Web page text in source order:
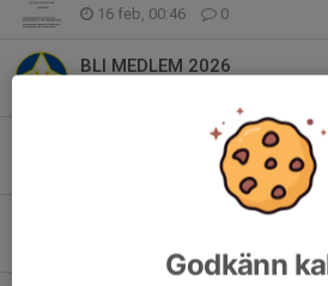
16 feb, 00:46 0
BLI MEDLEM 2026
BLI MEDLEM 2025
FOTBOLLSSKOLA 2024
Godkänn